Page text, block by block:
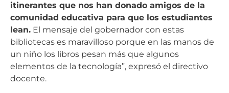
itinerantes que nos han donado amigos de la
comunidad educativa para que los estudiantes
lean. El mensaje del gobernador con estas
bibliotecas es maravilloso porque en las manos de
un niño los libros pesan más que algunos
elementos de la tecnología”, expresó el directivo
docente.